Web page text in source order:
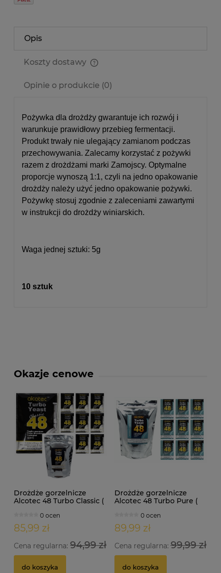
Opis
Koszty dostawy
Opinie o produkcie (0)
Pożywka dla drożdży gwarantuje ich rozwój i
warunkuje prawidłowy przebieg fermentacji.
Produkt trwały nie ulegający zamianom podczas
przechowywania. Zalecamy korzystać z pożywki
razem z drożdżami marki Zamojscy. Optymalne
proporcje wynoszą 1:1, czyli na jedno opakowanie
drożdży należy użyć jedno opakowanie pożywki.
Pożywkę stosuj zgodnie z zaleceniami zawartymi
w instrukcji do drożdży winiarskich.
Waga jednej sztuki: 5g
10 sztuk
Okazje cenowe
Drożdże gorzelnicze
Alcotec 48 Turbo Classic (
0 ocen
85,99 zł
Cena regularna: 94,99 zł
do koszyka
Drożdże gorzelnicze
Alcotec 48 Turbo Pure (
0 ocen
89,99 zł
Cena regularna:99,99 zł
do koszyka